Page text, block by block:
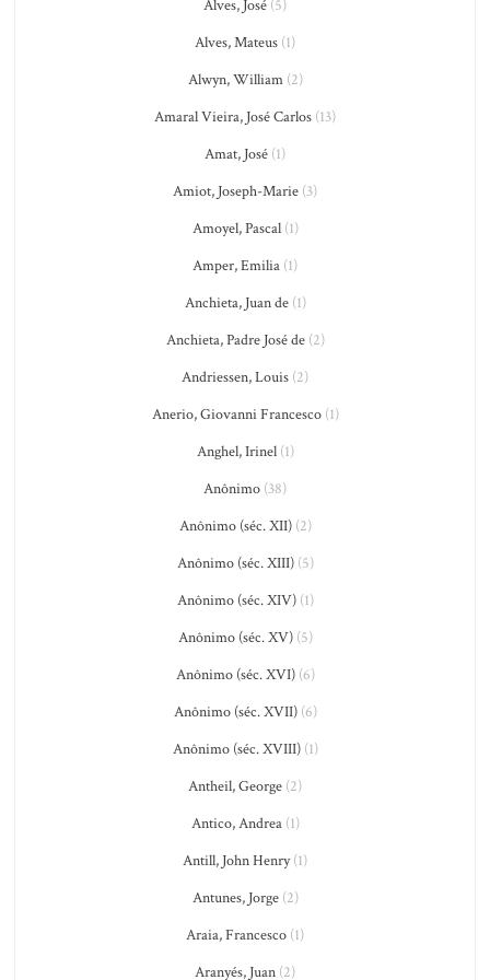
Alves, José (5)
Alves, Mateus (1)
Alwyn, William(2)
Amaral Vieira, José Carlos (13)
Amat, José (1)
Amiot, Joseph-Marie (3)
Amoyel, Pascal(1)
Amper, Emilia (1)
Anchieta, Juan de(1)
Anchieta, Padre José de(2)
Andriessen, Louis (2)
Anerio, Giovanni Francesco(1)
Anghel, Irinel(1)
Anônimo (38)
Anônimo (séc. XII)(2)
Anônimo (séc. XIII)(5)
Anônimo (séc. XIV)(1)
Anônimo (séc. XV)(5)
Anônimo (séc. XVI)(6)
Anônimo (séc. XVII)(6)
Anônimo (séc. XVIII)(1)
Antheil, George (2)
Antico, Andrea(1)
Antill, John Henry(1)
Antunes, Jorge(2)
Araia, Francesco (1)
Aranyés, Juan (2)